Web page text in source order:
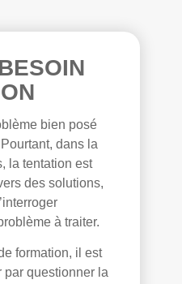
bien posé
dans la
la tentation est
des solutions,
à traiter.
formation, il est
par questionner la